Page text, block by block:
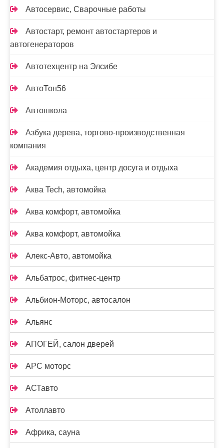
Автосервис, Сварочные работы
Автостарт, ремонт автостартеров и
автогенераторов
Автотехцентр на Элсибе
АвтоТон56
Автошкола
Азбука дерева, торгово-производственная
компания
Академия отдыха, центр досуга и отдыха
Аква Tech, автомойка
Аква комфорт, автомойка
Аква комфорт, автомойка
Алекс-Авто, автомойка
Альбатрос, фитнес-центр
Альбион-Моторс, автосалон
Альянс
АПОГЕЙ, салон дверей
АРС моторс
АСТавто
Атоллавто
Африка, сауна